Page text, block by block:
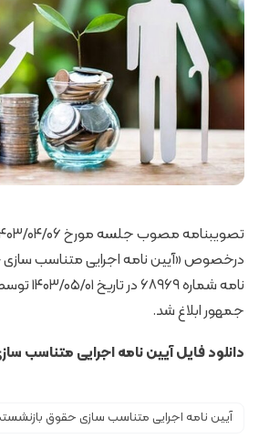
درخصوص «آیین نامه اجرایی متناسب
نامه
جمهور ابلاغ شد.
دانلود فایلآیین نامه اجرایی متناسب
آیین نامه اجرایی متناسب سازی حقوق